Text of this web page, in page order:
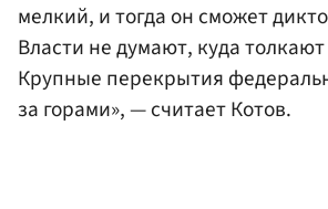
мелкий, и тогда он сможет
Власти не думают, куда
Крупные перекрытия
за горами», — считает Котов.